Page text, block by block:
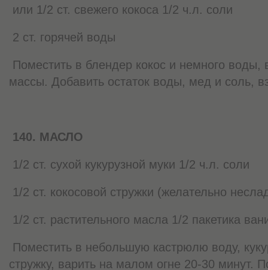
или 1/2 ст. свежего кокоса 1/2 ч.л. соли
2 ст. горячей воды
Поместить в блендер кокос и немного воды,
массы. Добавить остаток воды, мед и соль,
140. МАСЛО
1/2 ст. сухой кукурузной муки 1/2 ч.л. соли
1/2 ст. кокосовой стружки (желательно
1/2 ст. растительного масла 1/2 пакетика
Поместить в небольшую кастрюлю воду,
стружку, варить на малом огне 20-30 минут.